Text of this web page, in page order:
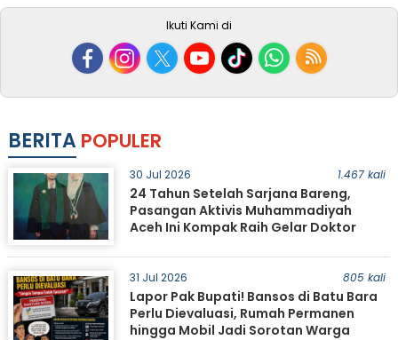
Ikuti Kami di
BERITA POPULER
30 Jul 2026 1.467 kali
24 Tahun Setelah Sarjana Bareng,
Pasangan Aktivis Muhammadiyah
Aceh Ini Kompak Raih Gelar Doktor
31 Jul 2026 805 kali
Lapor Pak Bupati! Bansos di Batu Bara
Perlu Dievaluasi, Rumah Permanen
hingga Mobil Jadi Sorotan Warga